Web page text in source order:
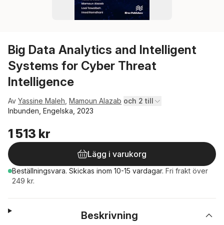
Big Data Analytics and Intelligent
Systems for Cyber Threat
Intelligence
Av Yassine Maleh Mamoun Alazab och 2 till
Inbunden, Engelska, 2023
1 513 kr
Lägg i varukorg
Beställningsvara. Skickas inom 10-15 vardagar. Fri frakt över
249 kr.
Beskrivning